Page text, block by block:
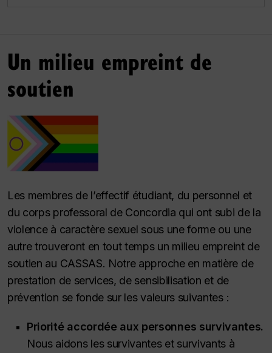
Un milieu empreint de
soutien
Les membres de l’effectif étudiant, du personnel et
du corps professoral de Concordia qui ont subi de la
violence à caractère sexuel sous une forme ou une
autre trouveront en tout temps un milieu empreint de
soutien au CASSAS. Notre approche en matière de
prestation de services, de sensibilisation et de
prévention se fonde sur les valeurs suivantes :
Priorité accordée aux personnes survivantes.
Nous aidons les survivantes et survivants à